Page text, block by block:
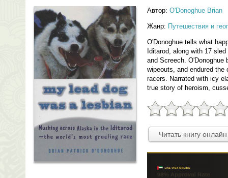
Автор: O'Donoghue Brian
Жанр: Путешествия и
O'Donoghue tells what
Iditarod, along with 17
and Screech. O'Donoghue
wipeouts, and endured the
racers. Narrated with icy
true story of heroism,
Читать книгу